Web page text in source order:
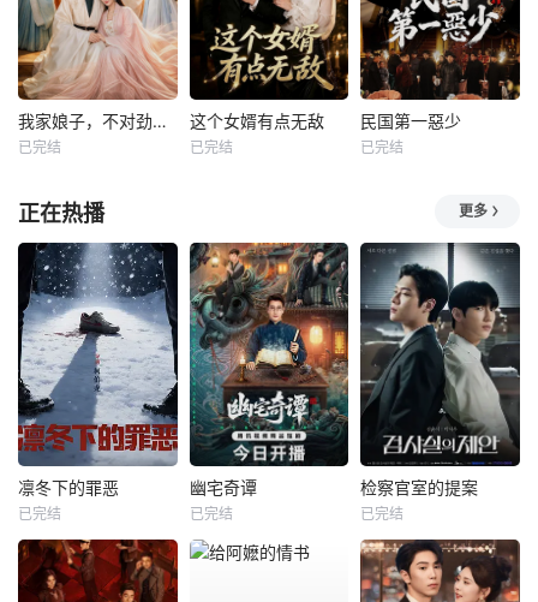
我家娘子，不对劲第四季
已完结
这个女婿有点无敌
已完结
民国第一惡少
已完结
正在热播 更多
凛冬下的罪恶
已完结
幽宅奇谭
已完结
检察官室的提案
已完结